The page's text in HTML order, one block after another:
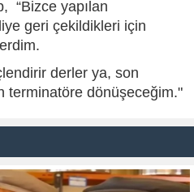
“Bizce yapılan
geri çekildikleri için
derler ya, son
terminatöre dönüşeceğim."